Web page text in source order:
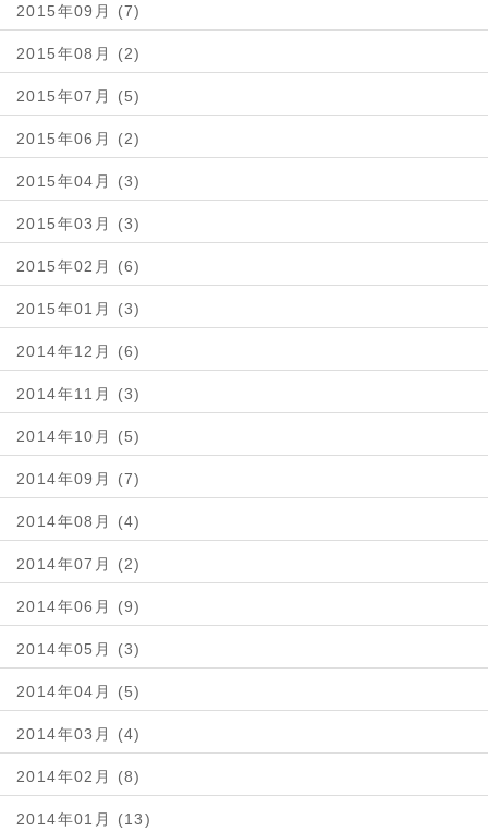
2015年09月 (7)
2015年08月 (2)
2015年07月 (5)
2015年06月 (2)
2015年04月 (3)
2015年03月 (3)
2015年02月 (6)
2015年01月 (3)
2014年12月 (6)
2014年11月 (3)
2014年10月 (5)
2014年09月 (7)
2014年08月 (4)
2014年07月 (2)
2014年06月 (9)
2014年05月 (3)
2014年04月 (5)
2014年03月 (4)
2014年02月 (8)
2014年01月 (13)